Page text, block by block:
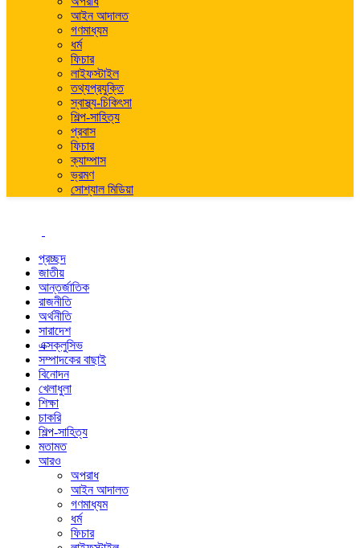
আইন আদালত
গণমাধ্যম
ধর্ম
ফিচার
লাইফস্টাইল
তথ্যপ্রযুক্তি
স্বাস্থ্য-চিকিৎসা
শিল্প-সাহিত্য
প্রবাস
ফিচার
ক্যাম্পাস
ভ্রমণ
সোশ্যাল মিডিয়া
প্রচ্ছদ
জাতীয়
আন্তর্জাতিক
রাজনীতি
অর্থনীতি
সারাদেশ
এক্সক্লুসিভ
সম্পাদকের বাছাই
বিনোদন
খেলাধুলা
শিক্ষা
চাকরি
শিল্প-সাহিত্য
মতামত
আরও
অপরাধ
আইন আদালত
গণমাধ্যম
ধর্ম
ফিচার